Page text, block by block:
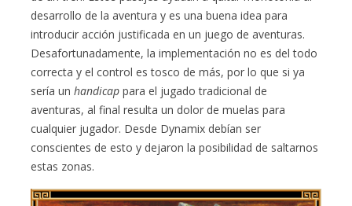
desarrollo de la aventura y es una buena idea para
introducir acción justificada en un juego de aventuras.
Desafortunadamente, la implementación no es del todo
correcta y el control es tosco de más, por lo que si ya
sería unhandicap para el jugado tradicional de
aventuras, al final resulta un dolor de muelas para
cualquier jugador. Desde Dynamix debían ser
conscientes de esto y dejaron la posibilidad de saltarnos
estas zonas.